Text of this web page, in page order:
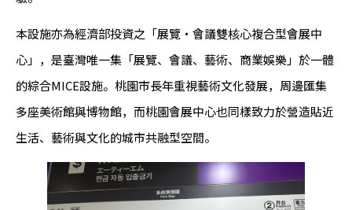
本設施亦為經濟部投資之「展覽・會議雙核心複合型會展中
心」，是臺灣唯一集「展覽、會議、藝術、商業娛樂」於一體
的綜合MICE設施。桃園市長年重視藝術文化發展，周邊匯集
多座美術館與博物館，而桃園會展中心也同樣致力於營造貼近
生活、藝術與文化的城市共融型空間。